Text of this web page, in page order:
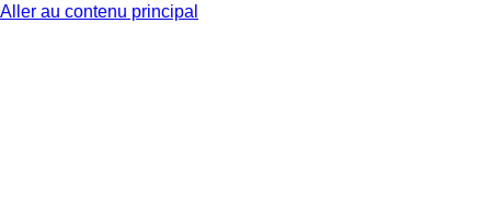
Aller au contenu principal